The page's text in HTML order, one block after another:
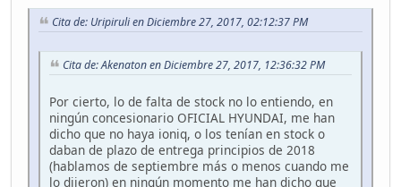
Cita de: Uripiruli en Diciembre 27, 2017, 02:12:37 PM
Cita de: Akenaton en Diciembre 27, 2017, 12:36:32 PM
Por cierto, lo de falta de stock no lo entiendo, en
ningún concesionario OFICIAL HYUNDAI, me han
dicho que no haya ioniq, o los tenían en stock o
daban de plazo de entrega principios de 2018
(hablamos de septiembre más o menos cuando me
lo dijeron) en ningún momento me han dicho que